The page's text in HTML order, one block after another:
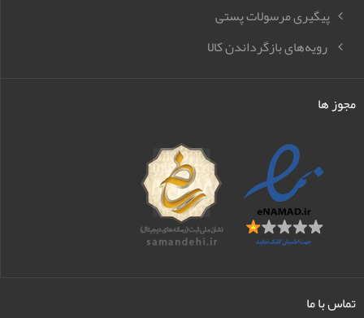
پیگیری مرسولات پستی
رویه‌های بازگرداندن کالا
مجوز ها
تماس با ما